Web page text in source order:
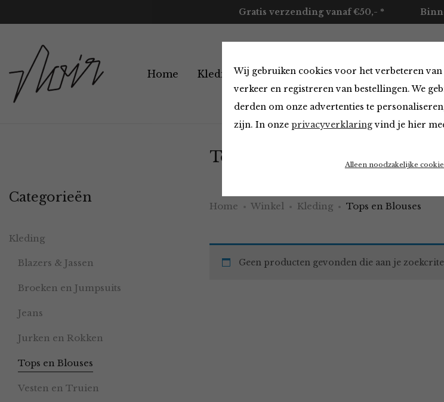
Wij gebruiken cookies voor het verbeteren van
verkeer en registreren van bestellingen. We
derden om onze advertenties te
zijn. In onze privacyverklaringvind je hier
Alleen noodzakelijke
Gratis verzending vanaf €50,- *
Home Kleding Accessoires Merken Over ons
Tops en Blouses in het rood
Home Winkel Kleding Tops en Blouses
Geen producten gevonden die aan je
Categorieën
Kleding
Blazers & Jassen
Broeken en Jumpsuits
Jeans
Jurken en Rokken
Tops en Blouses
Vesten en Truien